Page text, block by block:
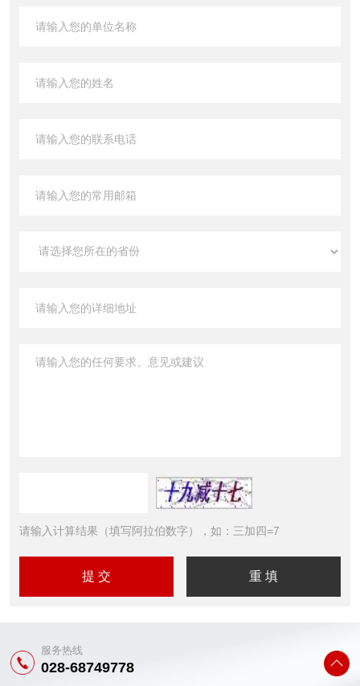
请输入计算结果（填写阿拉伯数字），如：三加四=7
服务热线
028-68749778